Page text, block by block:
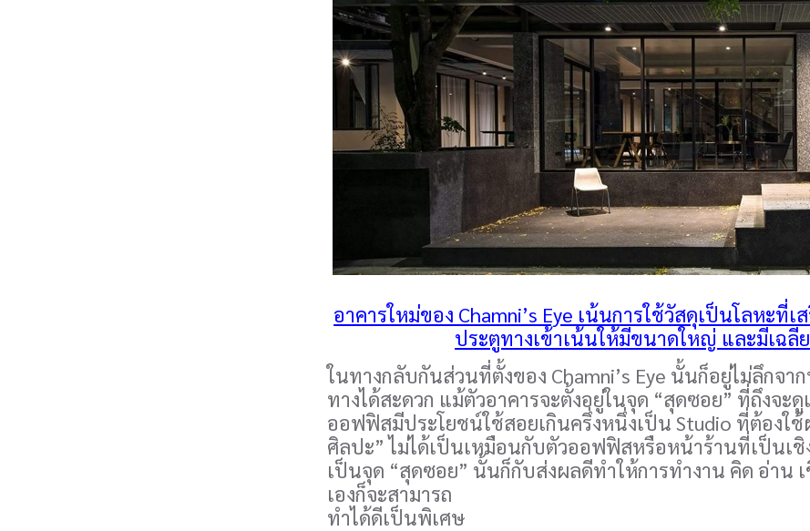
อาคารใหม่ของ Chamni’s Eye เน้นการใช้วัสดุเป็นโลหะที่
ประตูทางเข้าเน้นให้มีขนาดใหญ่ และมีเฉ
ในทางกลับกันส่วนที่ตั้งของ Chamni’s Eye นั้นก็อยู่ไม่ลึกจา
ทางได้สะดวก แม้ตัวอาคารจะตั้งอยู่ในจุด “สุดซอย” ที่ถึงจ
ออฟฟิสมีประโยชน์ใช้สอยเกินครึ่งหนึ่งเป็น Studio ที่ต้องใ
ศิลปะ” ไม่ได้เป็นเหมือนกับตัวออฟฟิสหรือหน้าร้านที่เป็นเ
เป็นจุด “สุดซอย” นั้นก็กับส่งผลดีทำให้การทำงาน คิด อ่าน
เองก็จะสามารถ
ทำได้ดีเป็นพิเศษ